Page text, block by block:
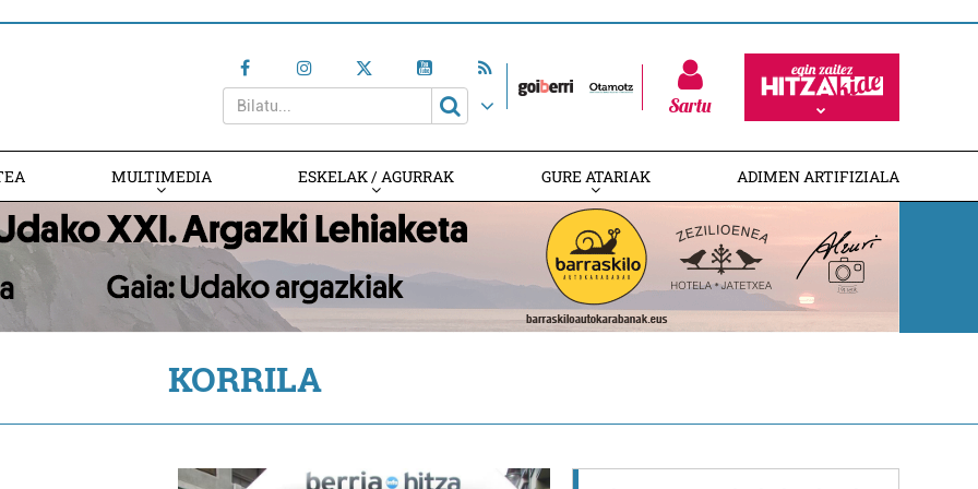
Sartu
MULTIMEDIA ESKELAK / AGURRAK GURE ATARIAK ADIMEN ARTIFIZIALA
KORRILA